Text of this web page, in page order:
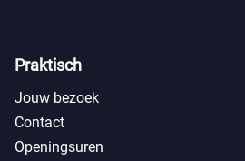
Praktisch
Jouw bezoek
Contact
Openingsuren